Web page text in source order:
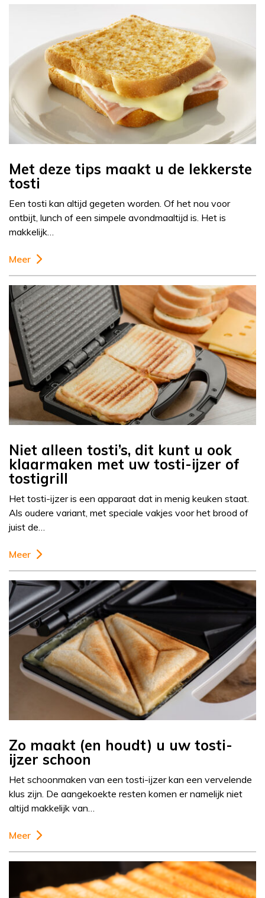
Met deze tips maakt u de lekkerste
tosti
Een tosti kan altijd gegeten worden. Of het nou voor
ontbijt, lunch of een simpele avondmaaltijd is. Het is
makkelijk…
Meer
Niet alleen tosti’s, dit kunt u ook
klaarmaken met uw tosti-ijzer of
tostigrill
Het tosti-ijzer is een apparaat dat in menig keuken staat.
Als oudere variant, met speciale vakjes voor het brood of
juist de…
Meer
Zo maakt (en houdt) u uw tosti-
ijzer schoon
Het schoonmaken van een tosti-ijzer kan een vervelende
klus zijn. De aangekoekte resten komen er namelijk niet
altijd makkelijk van…
Meer